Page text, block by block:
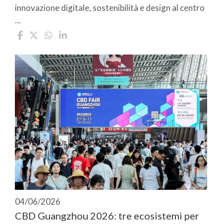
innovazione digitale, sostenibilità e design al centro
...
04/06/2026
CBD Guangzhou 2026: tre ecosistemi per